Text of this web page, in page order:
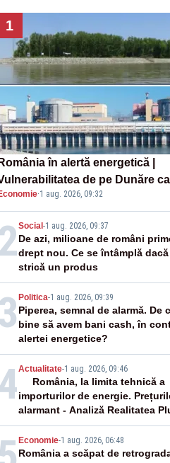
1
România în alertă energetică |
de pe Dunăre
în pericol Centrala
de pe vremea lui
·1 aug. 2026, 09:32
Social -1 aug. 2026, 09:37
De azi, milioane de români
drept nou. Ce se întâmplă
strică un produs
Politica-1 aug. 2026, 09:39
Piperea, semnal de alarmă. De
bine să avem bani cash, în
alertei energetice?
Actualitate-1 aug. 2026, 09:46
România, la limita tehnică a
importurilor de energie.
alarmant - Analiză Realitatea
Economie-1 aug. 2026, 06:48
România a scăpat de